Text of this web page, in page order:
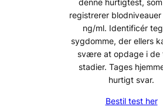
denne hurtigtest,
registrerer
ng/ml. Identificér
sygdomme, der ellers
svære at opdage i de
stadier. Tages
hurtigt svar.
Bestil test her